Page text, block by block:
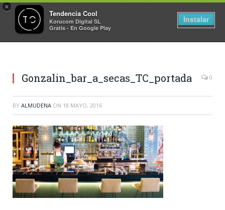
×
Tendencia Cool
Korucom Digital SL
Gratis - En Google Play
Instalar
Gonzalin_bar_a_secas_TC_portada 0
BY ALMUDENA ON 18 MAYO, 2016